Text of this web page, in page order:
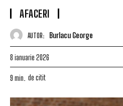
AFACERI
AUTOR: Burlacu George
8 ianuarie 2026
9 min. de citit